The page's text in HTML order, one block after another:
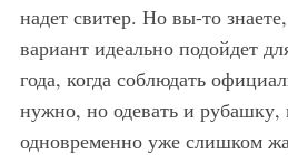
надет свитер. Но вы-то
вариант идеально подойдет
года, когда соблюдать
нужно, но одевать и рубашку,
одновременно уже слишком